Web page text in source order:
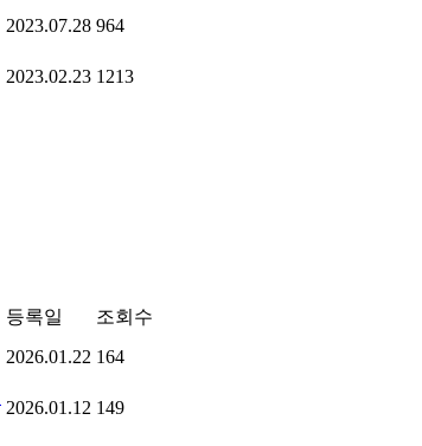
2023.07.28 964
2023.02.23 1213
등록일
조회수
2026.01.22 164
2026.01.12 149